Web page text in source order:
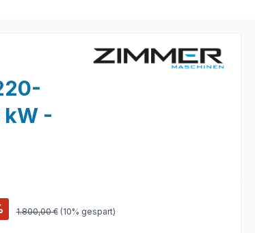
kW -
Regulärer Preis:
1.800,00 € (10% gespart)